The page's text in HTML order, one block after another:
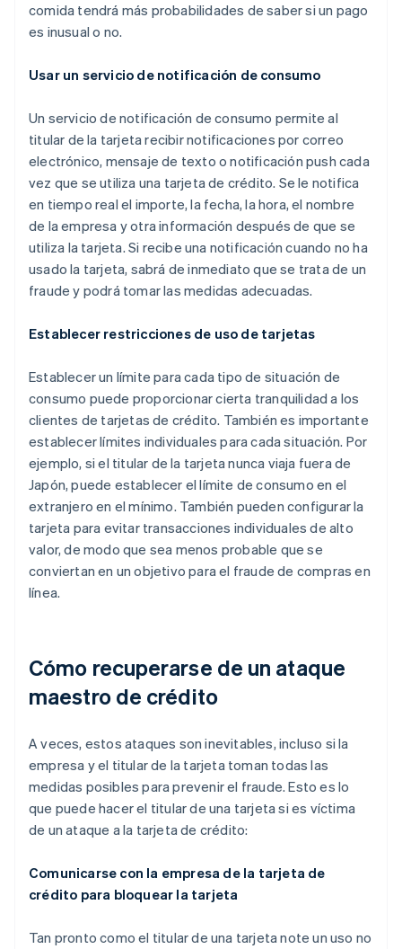
comida tendrá más probabilidades de saber si un pago
es inusual o no.
Usar un servicio de notificación de consumo
Un servicio de notificación de consumo permite al
titular de la tarjeta recibir notificaciones por correo
electrónico, mensaje de texto o notificación push cada
vez que se utiliza una tarjeta de crédito. Se le notifica
en tiempo real el importe, la fecha, la hora, el nombre
de la empresa y otra información después de que se
utiliza la tarjeta. Si recibe una notificación cuando no ha
usado la tarjeta, sabrá de inmediato que se trata de un
fraude y podrá tomar las medidas adecuadas.
Establecer restricciones de uso de tarjetas
Establecer un límite para cada tipo de situación de
consumo puede proporcionar cierta tranquilidad a los
clientes de tarjetas de crédito. También es importante
establecer límites individuales para cada situación. Por
ejemplo, si el titular de la tarjeta nunca viaja fuera de
Japón, puede establecer el límite de consumo en el
extranjero en el mínimo. También pueden configurar la
tarjeta para evitar transacciones individuales de alto
valor, de modo que sea menos probable que se
conviertan en un objetivo para el fraude de compras en
línea.
Cómo recuperarse de un ataque
maestro de crédito
A veces, estos ataques son inevitables, incluso si la
empresa y el titular de la tarjeta toman todas las
medidas posibles para prevenir el fraude. Esto es lo
que puede hacer el titular de una tarjeta si es víctima
de un ataque a la tarjeta de crédito:
Comunicarse con la empresa de la tarjeta de
crédito para bloquear la tarjeta
Tan pronto como el titular de una tarjeta note un uso no